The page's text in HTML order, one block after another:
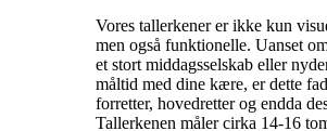
Vores tallerkener er ikke kun
men også funktionelle. Uanset
et stort middagsselskab eller
måltid med dine kære, er dette
forretter, hovedretter og endda
Tallerkenen måler cirka 14-16